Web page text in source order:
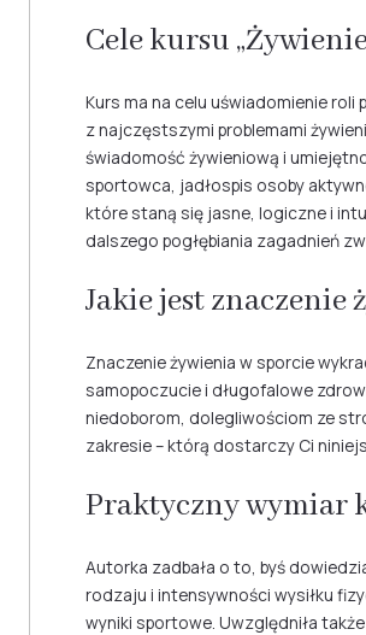
Cele kursu
Kurs ma na celu uświadomienie
z najczęstszymi problemami
świadomość żywieniową i
sportowca, jadłospis osoby
które staną się jasne, logiczne i
dalszego pogłębiania zagadnień
Jakie jest znaczenie
Znaczenie żywienia w sporcie
samopoczucie i długofalowe
niedoborom, dolegliwościom ze
zakresie – którą dostarczy Ci
Praktyczny wymiar
Autorka zadbała o to, byś
rodzaju i intensywności wysiłku
wyniki sportowe. Uwzględniła